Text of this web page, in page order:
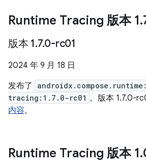
Runtime Tracing 版本 1.
版本 1.7.0-rc01
2024 年 9 月 18 日
发布了
tracing:1.7.0-rc01 。版本 1.7.0-
内容。
Runtime Tracing 版本 1.